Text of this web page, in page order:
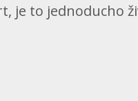
je to jednoducho